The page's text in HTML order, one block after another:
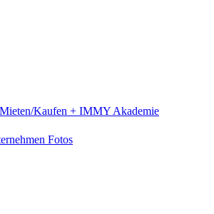
Mieten/Kaufen + IMMY Akademie
Fotos